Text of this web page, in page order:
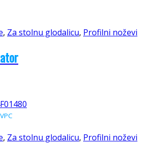
, Za stolnu glodalicu, Profilni noževi
VPC
, Za stolnu glodalicu, Profilni noževi